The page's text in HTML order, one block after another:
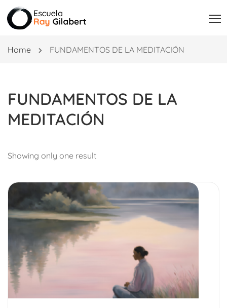
Home FUNDAMENTOS DE LA MEDITACIÓN
FUNDAMENTOS DE LA
MEDITACIÓN
Showing only one result